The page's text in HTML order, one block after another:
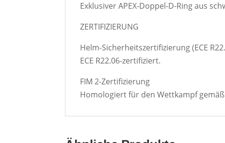
Exklusiver APEX-Doppel-D-Ring aus
ZERTIFIZIERUNG
Helm-Sicherheitszertifizierung (ECE
ECE R22.06-zertifiziert.
FIM 2-Zertifizierung
Homologiert für den Wettkampf